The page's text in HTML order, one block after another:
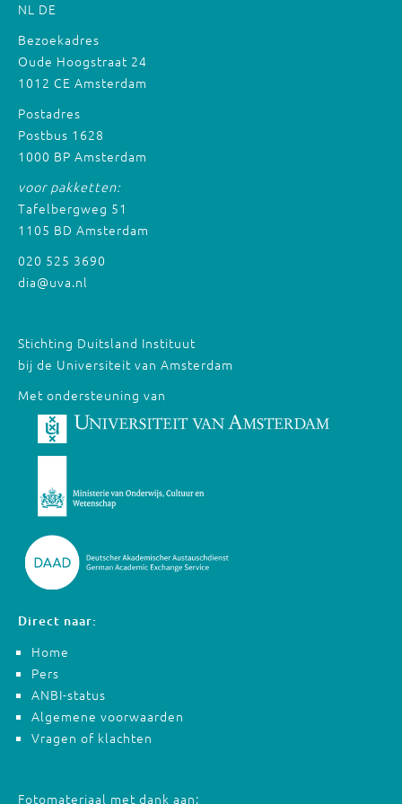
NL DE
Bezoekadres
Oude Hoogstraat 24
1012 CE Amsterdam
Postadres
Postbus 1628
1000 BP Amsterdam
voor pakketten:
Tafelbergweg 51
1105 BD Amsterdam
020 525 3690
dia@uva.nl
Stichting Duitsland Instituut
bij de Universiteit van Amsterdam
Met ondersteuning van
Direct naar:
Home
Pers
ANBI-status
Algemene voorwaarden
Vragen of klachten
Fotomateriaal met dank aan: